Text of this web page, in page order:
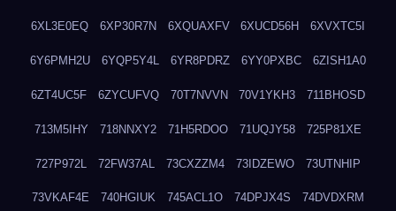
6XL3E0EQ 6XP30R7N 6XQUAXFV 6XUCD56H 6XVXTC5I
6Y6PMH2U 6YQP5Y4L 6YR8PDRZ 6YY0PXBC 6ZISH1A0
6ZT4UC5F 6ZYCUFVQ 70T7NVVN 70V1YKH3 711BHOSD
713M5IHY 718NNXY2 71H5RDOO 71UQJY58 725P81XE
727P972L 72FW37AL 73CXZZM4 73IDZEWO 73UTNHIP
73VKAF4E 740HGIUK 745ACL1O 74DPJX4S 74DVDXRM